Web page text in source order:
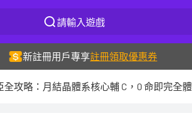
新註冊用戶專享註冊領取優惠券
全攻略：月結晶體系核心輔 C，0 命即完全體